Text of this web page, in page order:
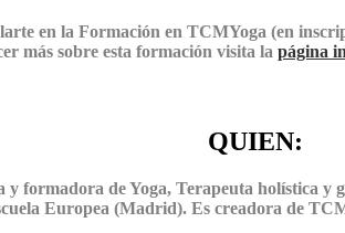
en la Formación en TCMYoga (en
más sobre esta formación visita la página
QUIEN:
formadora de Yoga, Terapeuta holística y
Europea (Madrid). Es creadora de